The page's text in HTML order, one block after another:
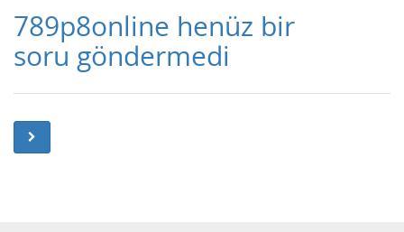
789p8online henüz bir
soru göndermedi